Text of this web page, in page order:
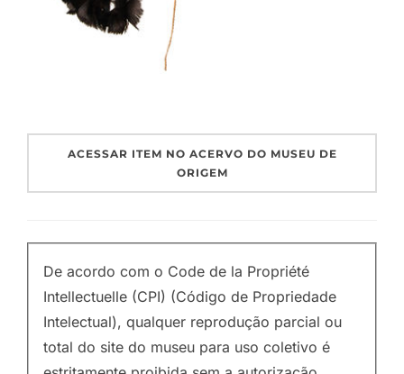
ACESSAR ITEM NO ACERVO DO MUSEU DE
ORIGEM
De acordo com o Code de la Propriété
Intellectuelle (CPI) (Código de Propriedade
Intelectual), qualquer reprodução parcial ou
total do site do museu para uso coletivo é